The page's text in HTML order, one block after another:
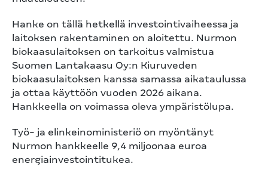
Hanke on tällä hetkellä investointivaiheessa ja
laitoksen rakentaminen on aloitettu. Nurmon
biokaasulaitoksen on tarkoitus valmistua
Suomen Lantakaasu Oy:n Kiuruveden
biokaasulaitoksen kanssa samassa aikataulussa
ja ottaa käyttöön vuoden 2026 aikana.
Hankkeella on voimassa oleva ympäristölupa.
Työ- ja elinkeinoministeriö on myöntänyt
Nurmon hankkeelle 9,4 miljoonaa euroa
energiainvestointitukea.